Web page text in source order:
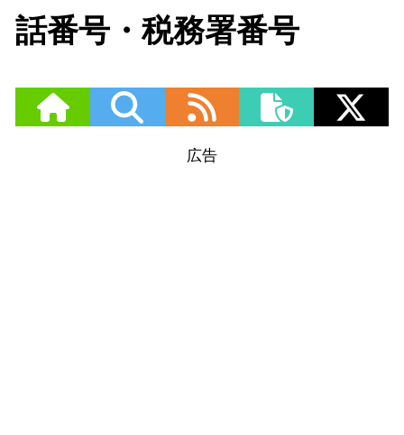
話番号・税務署番号